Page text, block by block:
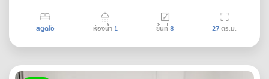
สตูดิโอ ห้องน้ำ 1 ชั้นที่8 27ตร.ม.